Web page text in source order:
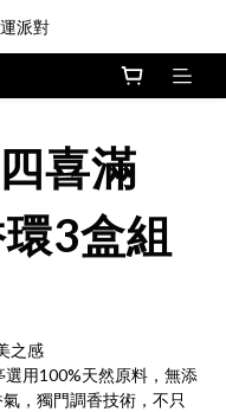
沉香/
派對
沉香/
喜滿
3盒組
之感
用100%天然原料，無添
，獨門調香技術，不只